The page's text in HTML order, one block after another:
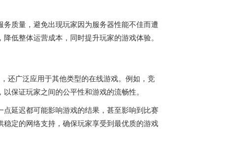
质量，避免出现玩家因为服务器性能不佳而遭
低整体运营成本，同时提升玩家的游戏体验。
还广泛应用于其他类型的在线游戏。例如，竞
保证玩家之间的公平性和游戏的流畅性。
延迟都可能影响游戏的结果，甚至影响到比赛
定的网络支持，确保玩家享受到最优质的游戏